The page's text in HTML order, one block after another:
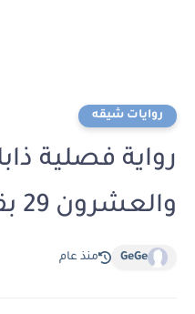
روايات شيقه
رواية فصلية
والعشرون 29 بقلم ارسلان جاف
GeGe منذ عام